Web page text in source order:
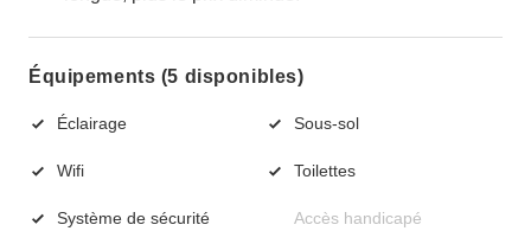
Équipements (5 disponibles)
Éclairage Sous-sol
Wifi Toilettes
Système de sécurité Accès handicapé